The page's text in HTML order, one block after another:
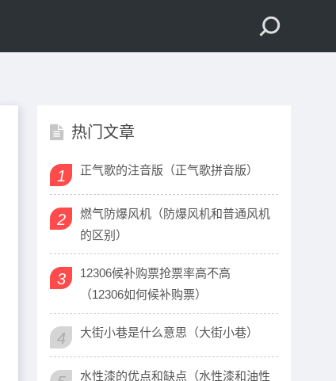
热门文章
1 正气歌的注音版（正气歌拼音版）
2
燃气防爆风机（防爆风机和普通风机
的区别）
3
12306候补购票抢票率高不高
（12306如何候补购票）
4 大街小巷是什么意思（大街小巷）
水性漆的优点和缺点（水性漆和油性